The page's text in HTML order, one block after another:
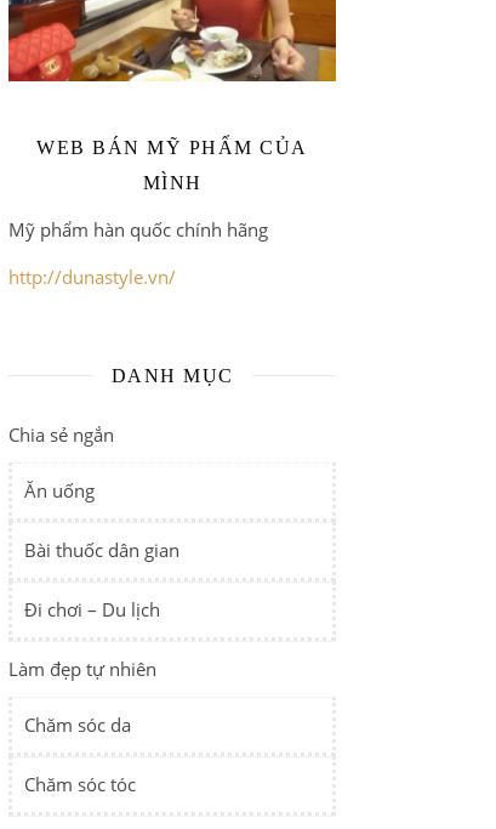
WEB BÁN MỸ PHẨM CỦA
MÌNH
Mỹ phẩm hàn quốc chính hãng
http://dunastyle.vn/
DANH MỤC
Chia sẻ ngắn
Ăn uống
Bài thuốc dân gian
Đi chơi – Du lịch
Làm đẹp tự nhiên
Chăm sóc da
Chăm sóc tóc